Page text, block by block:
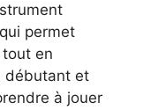
permet
tout en
débutant et
à jouer